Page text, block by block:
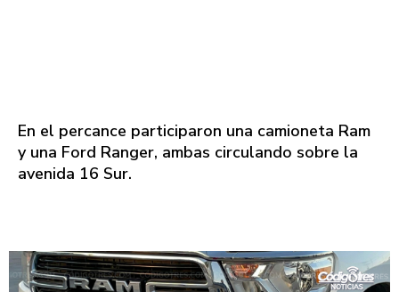
En el percance participaron una camioneta Ram
y una Ford Ranger, ambas circulando sobre la
avenida 16 Sur.